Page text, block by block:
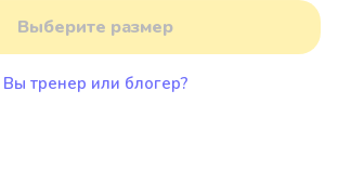
для дронов
Выберите размер
Вы тренер или блогер?